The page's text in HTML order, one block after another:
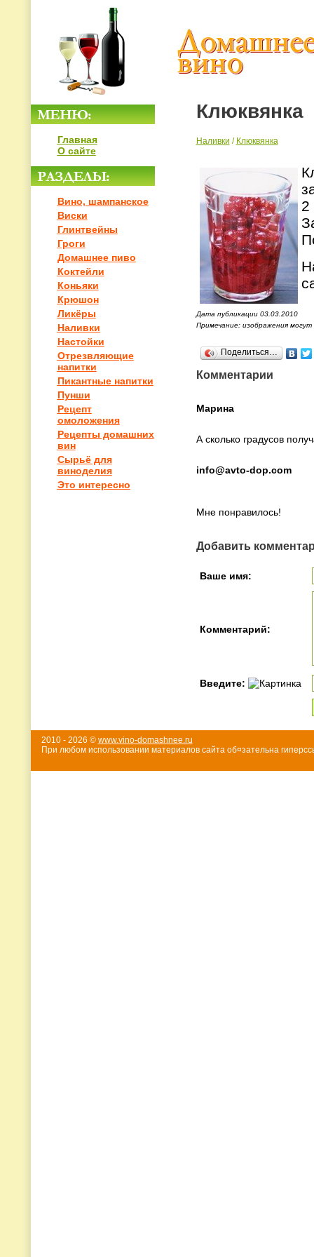
Главная
О сайте
Вино, шампанское
Виски
Глинтвейны
Гроги
Домашнее пиво
Коктейли
Коньяки
Крюшон
Ликёры
Наливки
Настойки
Отрезвляющие
напитки
Пикантные напитки
Пунши
Рецепт
омоложения
Рецепты домашних
вин
Сырьё для
виноделия
Это интересно
Клюквянка
Наливки / Клюквянка
2
Дата публикации 03.03.2010
Примечание: изображения
Поделиться…
Комментарии
Марина
А сколько градусов
info@avto-dop.com
Мне понравилось!
Добавить
Ваше имя:
Комментарий:
Введите:
2010 - 2026 © www.vino-domashnee.ru
При любом использовании материалов сайта об¤зательна